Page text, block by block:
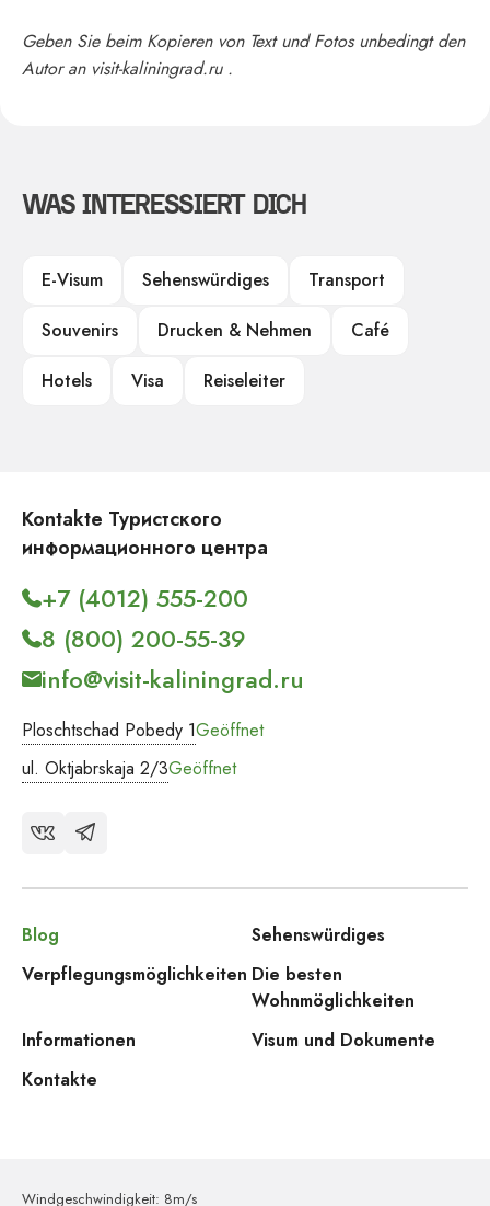
Geben Sie beim Kopieren von Text und Fotos unbedingt den
Autor an visit-kaliningrad.ru .
WAS INTERESSIERT DICH
E-Visum Sehenswürdiges
Transport
Souvenirs
Drucken & Nehmen
Café
Hotels
Visa Reiseleiter
Kontakte Туристского
информационного центра
Ploschtschad Pobedy 1Geöffnet
ul. Oktjabrskaja 2/3Geöffnet
+7 (4012) 555-200
8 (800) 200-55-39
info@visit-kaliningrad.ru
Blog
Sehenswürdiges
Verpflegungsmöglichkeiten Die besten
Wohnmöglichkeiten
Informationen
Visum und Dokumente
Kontakte
Windgeschwindigkeit: 8m/s